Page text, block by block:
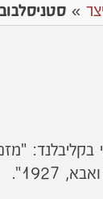
» סטניסלבוב